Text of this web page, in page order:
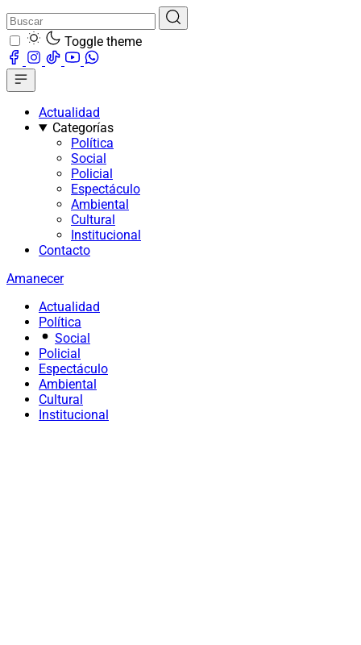
Toggle theme
Actualidad
Categorías
Política
Social
Policial
Espectáculo
Ambiental
Cultural
Institucional
Contacto
Amanecer
Actualidad
Política
Social
Policial
Espectáculo
Ambiental
Cultural
Institucional